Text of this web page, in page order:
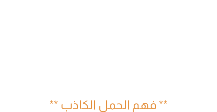
** فهم الحمل الكاذب **